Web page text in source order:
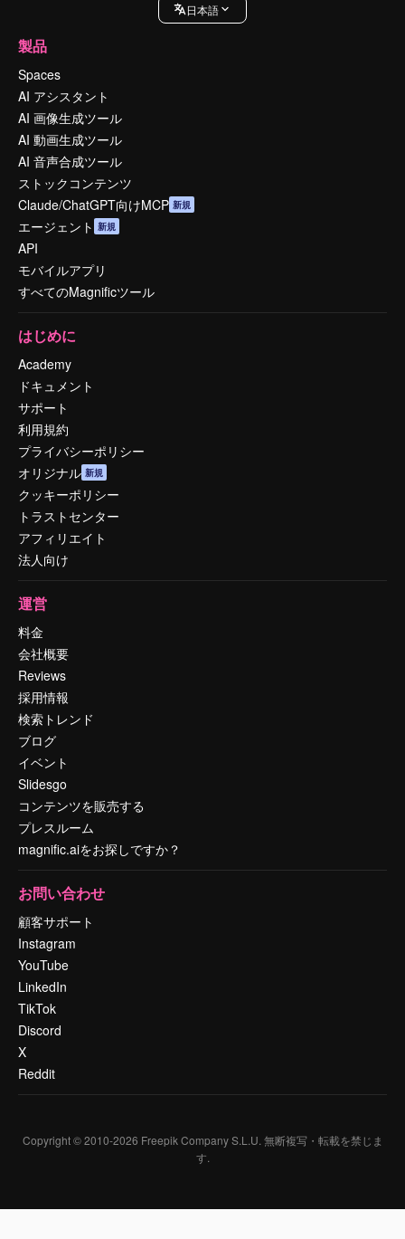
日本語
製品
Spaces
AI アシスタント
AI 画像生成ツール
AI 動画生成ツール
AI 音声合成ツール
ストックコンテンツ
Claude/ChatGPT向けMCP 新規
エージェント 新規
API
モバイルアプリ
すべてのMagnificツール
はじめに
Academy
ドキュメント
サポート
利用規約
プライバシーポリシー
オリジナル 新規
クッキーポリシー
トラストセンター
アフィリエイト
法人向け
運営
料金
会社概要
Reviews
採用情報
検索トレンド
ブログ
イベント
Slidesgo
コンテンツを販売する
プレスルーム
magnific.aiをお探しですか？
お問い合わせ
顧客サポート
Instagram
YouTube
LinkedIn
TikTok
Discord
X
Reddit
Copyright © 2010-2026 Freepik Company S.L.U. 無断複写・転載を禁じま
す.